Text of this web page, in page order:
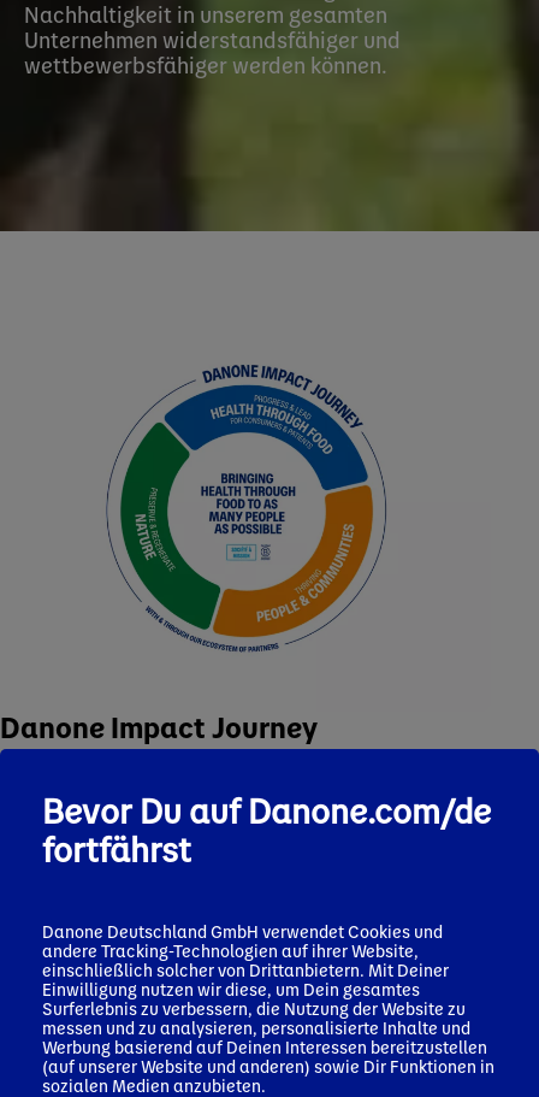
Nachhaltigkeit in unserem gesamten
Unternehmen widerstandsfähiger und
wettbewerbsfähiger werden können.
Danone Impact Journey
Reihe von Prioritäten festgelegt, die in mittel- bis langfristige
Ziele unterteilt sind und sich auf die Bereiche konzentrieren,
wo wir den größten Einfluss und gemeinsamen Wert schaffen
können. Die drei Säulen – Gesundheit, Natur sowie Menschen
Danone Impact Journey
Bevor Du auf Danone.com/de
fortfährst
Danone Deutschland GmbH verwendet Cookies und
andere Tracking-Technologien auf ihrer Website,
einschließlich solcher von Drittanbietern. Mit Deiner
Einwilligung nutzen wir diese, um Dein gesamtes
Surferlebnis zu verbessern, die Nutzung der Website zu
messen und zu analysieren, personalisierte Inhalte und
Werbung basierend auf Deinen Interessen bereitzustellen
(auf unserer Website und anderen) sowie Dir Funktionen in
sozialen Medien anzubieten.